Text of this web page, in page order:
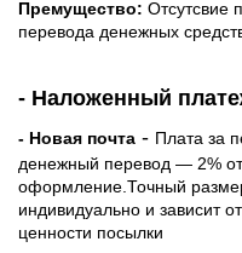
Премущество: Отсутсвие
перевода денежных
- Наложенный
- Новая почта - Плата за
денежный перевод — 2%
оформление.Точный
индивидуально и зависит
ценности посылки